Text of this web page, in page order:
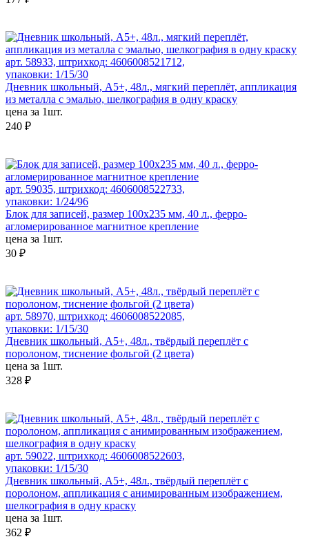
арт. 58933, штрихкод: 4606008521712,
упаковки: 1/15/30
Дневник школьный, А5+, 48л., мягкий переплёт, аппликация
из металла с эмалью, шелкография в одну краску
цена за 1шт.
240 ₽
арт. 59035, штрихкод: 4606008522733,
упаковки: 1/24/96
Блок для записей, размер 100x235 мм, 40 л., ферро-
агломерированное магнитное крепление
цена за 1шт.
30 ₽
арт. 58970, штрихкод: 4606008522085,
упаковки: 1/15/30
Дневник школьный, А5+, 48л., твёрдый переплёт с
поролоном, тиснение фольгой (2 цвета)
цена за 1шт.
328 ₽
арт. 59022, штрихкод: 4606008522603,
упаковки: 1/15/30
Дневник школьный, А5+, 48л., твёрдый переплёт с
поролоном, аппликация с анимированным изображением,
шелкография в одну краску
цена за 1шт.
362 ₽